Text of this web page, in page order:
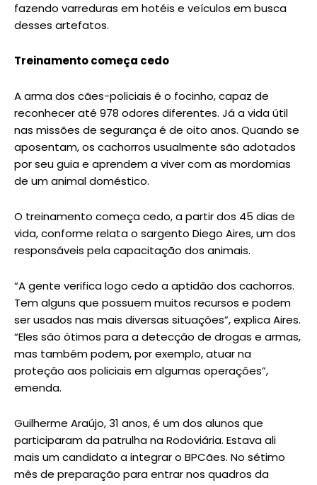
fazendo varreduras em hotéis e veículos em busca
desses artefatos.
Treinamento começa cedo
A arma dos cães-policiais é o focinho, capaz de
reconhecer até 978 odores diferentes. Já a vida útil
nas missões de segurança é de oito anos. Quando se
aposentam, os cachorros usualmente são adotados
por seu guia e aprendem a viver com as mordomias
de um animal doméstico.
O treinamento começa cedo, a partir dos 45 dias de
vida, conforme relata o sargento Diego Aires, um dos
responsáveis pela capacitação dos animais.
“A gente verifica logo cedo a aptidão dos cachorros.
Tem alguns que possuem muitos recursos e podem
ser usados nas mais diversas situações”, explica Aires.
“Eles são ótimos para a detecção de drogas e armas,
mas também podem, por exemplo, atuar na
proteção aos policiais em algumas operações”,
emenda.
Guilherme Araújo, 31 anos, é um dos alunos que
participaram da patrulha na Rodoviária. Estava ali
mais um candidato a integrar o BPCães. No sétimo
mês de preparação para entrar nos quadros da